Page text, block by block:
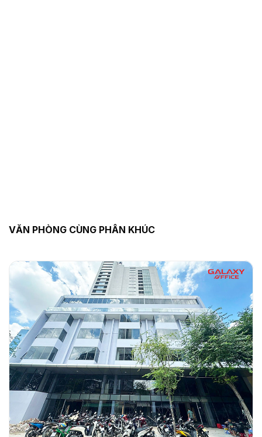
VĂN PHÒNG CÙNG PHÂN KHÚC